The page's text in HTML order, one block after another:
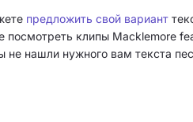
предложить свой вариант
посмотреть клипы Macklemore
не нашли нужного вам текста